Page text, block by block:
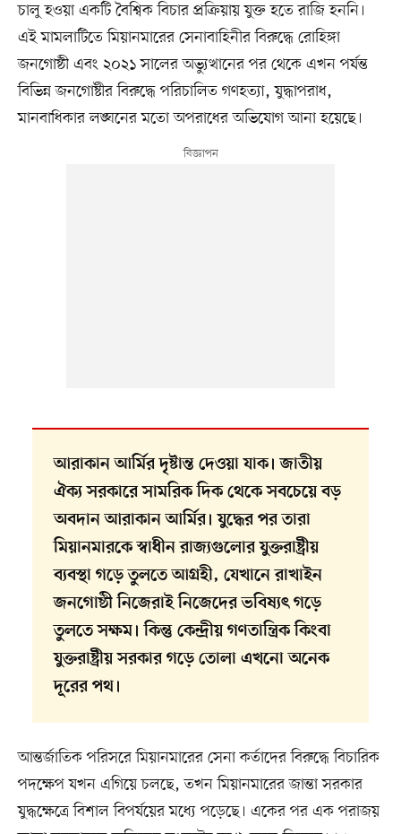
চালু হওয়া একটি বৈশ্বিক বিচার প্রক্রিয়ায় যুক্ত হতে রাজি হননি।
এই মামলাটিতে মিয়ানমারের সেনাবাহিনীর বিরুদ্ধে রোহিঙ্গা
জনগোষ্ঠী এবং ২০২১ সালের অভ্যুত্থানের পর থেকে এখন পর্যন্ত
বিভিন্ন জনগোষ্টীর বিরুদ্ধে পরিচালিত গণহত্যা, যুদ্ধাপরাধ,
মানবাধিকার লঙ্ঘনের মতো অপরাধের অভিযোগ আনা হয়েছে।
আরাকান আর্মির দৃষ্টান্ত দেওয়া যাক। জাতীয়
ঐক্য সরকারে সামরিক দিক থেকে সবচেয়ে বড়
অবদান আরাকান আর্মির। যুদ্ধের পর তারা
মিয়ানমারকে স্বাধীন রাজ্যগুলোর যুক্তরাষ্ট্রীয়
ব্যবস্থা গড়ে তুলতে আগ্রহী, যেখানে রাখাইন
জনগোষ্ঠী নিজেরাই নিজেদের ভবিষ্যৎ গড়ে
তুলতে সক্ষম। কিন্তু কেন্দ্রীয় গণতান্ত্রিক কিংবা
যুক্তরাষ্ট্রীয় সরকার গড়ে তোলা এখনো অনেক
দূরের পথ।
আন্তর্জাতিক পরিসরে মিয়ানমারের সেনা কর্তাদের বিরুদ্ধে বিচারিক
পদক্ষেপ যখন এগিয়ে চলছে, তখন মিয়ানমারের জান্তা সরকার
যুদ্ধক্ষেত্রে বিশাল বিপর্যয়ের মধ্যে পড়েছে। একের পর এক পরাজয়